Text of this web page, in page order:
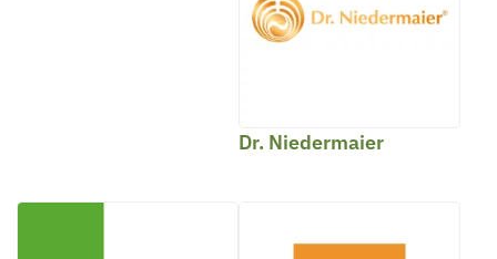
Dr. Niedermaier